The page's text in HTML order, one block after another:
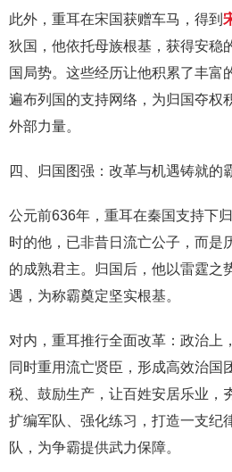
此外，重耳在宋国获赠车马，得到
狄国，他依托母族根基，获得安稳
国局势。这些经历让他积累了丰富
遍布列国的支持网络，为归国夺权
外部力量。
四、归国图强：改革与机遇铸就的
公元前636年，重耳在秦国支持下
时的他，已非昔日流亡公子，而是
的成熟君主。归国后，他以雷霆之
遇，为称霸奠定坚实根基。
对内，重耳推行全面改革：政治上
同时重用流亡贤臣，形成高效治国
税、鼓励生产，让百姓安居乐业，
扩编军队、强化练习，打造一支纪
队，为争霸提供武力保障。